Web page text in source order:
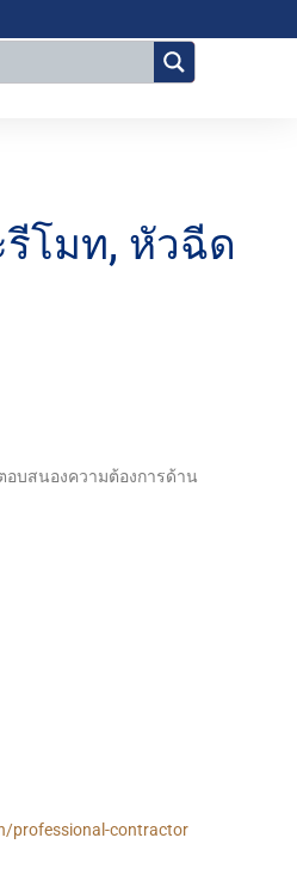
รีโมท, หัวฉีด
อบสนองความต้องการด้าน
professional-contractor